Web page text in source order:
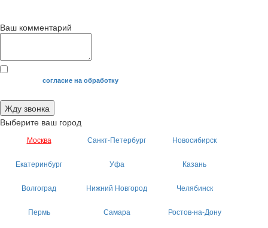
Ваш комментарий
Я даю своесогласие на обработку
Жду звонка
Выберите ваш город
Москва Санкт-Петербург Новосибирск
Екатеринбург Уфа Казань
Волгоград Нижний Новгород Челябинск
Пермь Самара Ростов-на-Дону